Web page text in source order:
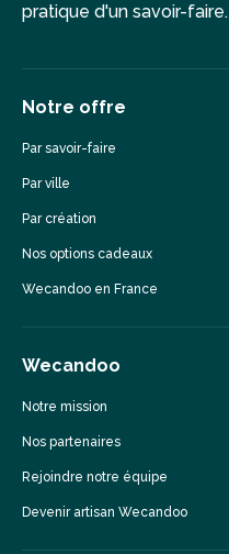
pratique d'un savoir-faire.
Notre offre
Par savoir-faire
Par ville
Par création
Nos options cadeaux
Wecandoo en France
Wecandoo
Notre mission
Nos partenaires
Rejoindre notre équipe
Devenir artisan Wecandoo